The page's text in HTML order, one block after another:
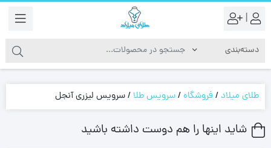
|
طلای میلاد /فروشگاه/سرویس طلا/سرویس لیزری آنجل
شاید اینها را هم دوست داشته باشید